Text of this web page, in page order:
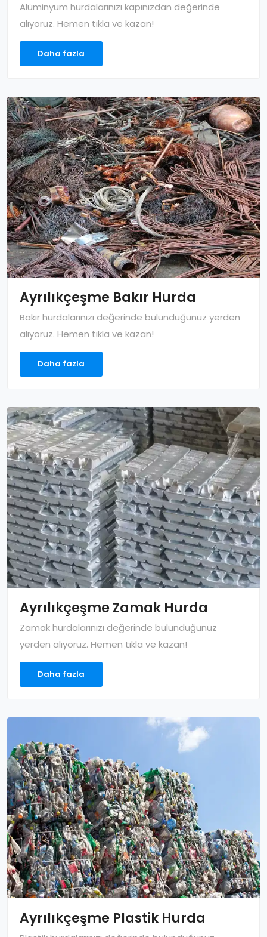
Alüminyum hurdalarınızı kapınızdan değerinde
alıyoruz. Hemen tıkla ve kazan!
Daha fazla
Ayrılıkçeşme Bakır Hurda
Bakır hurdalarınızı değerinde bulunduğunuz yerden
alıyoruz. Hemen tıkla ve kazan!
Daha fazla
Ayrılıkçeşme Zamak Hurda
Zamak hurdalarınızı değerinde bulunduğunuz
yerden alıyoruz. Hemen tıkla ve kazan!
Daha fazla
Ayrılıkçeşme Plastik Hurda